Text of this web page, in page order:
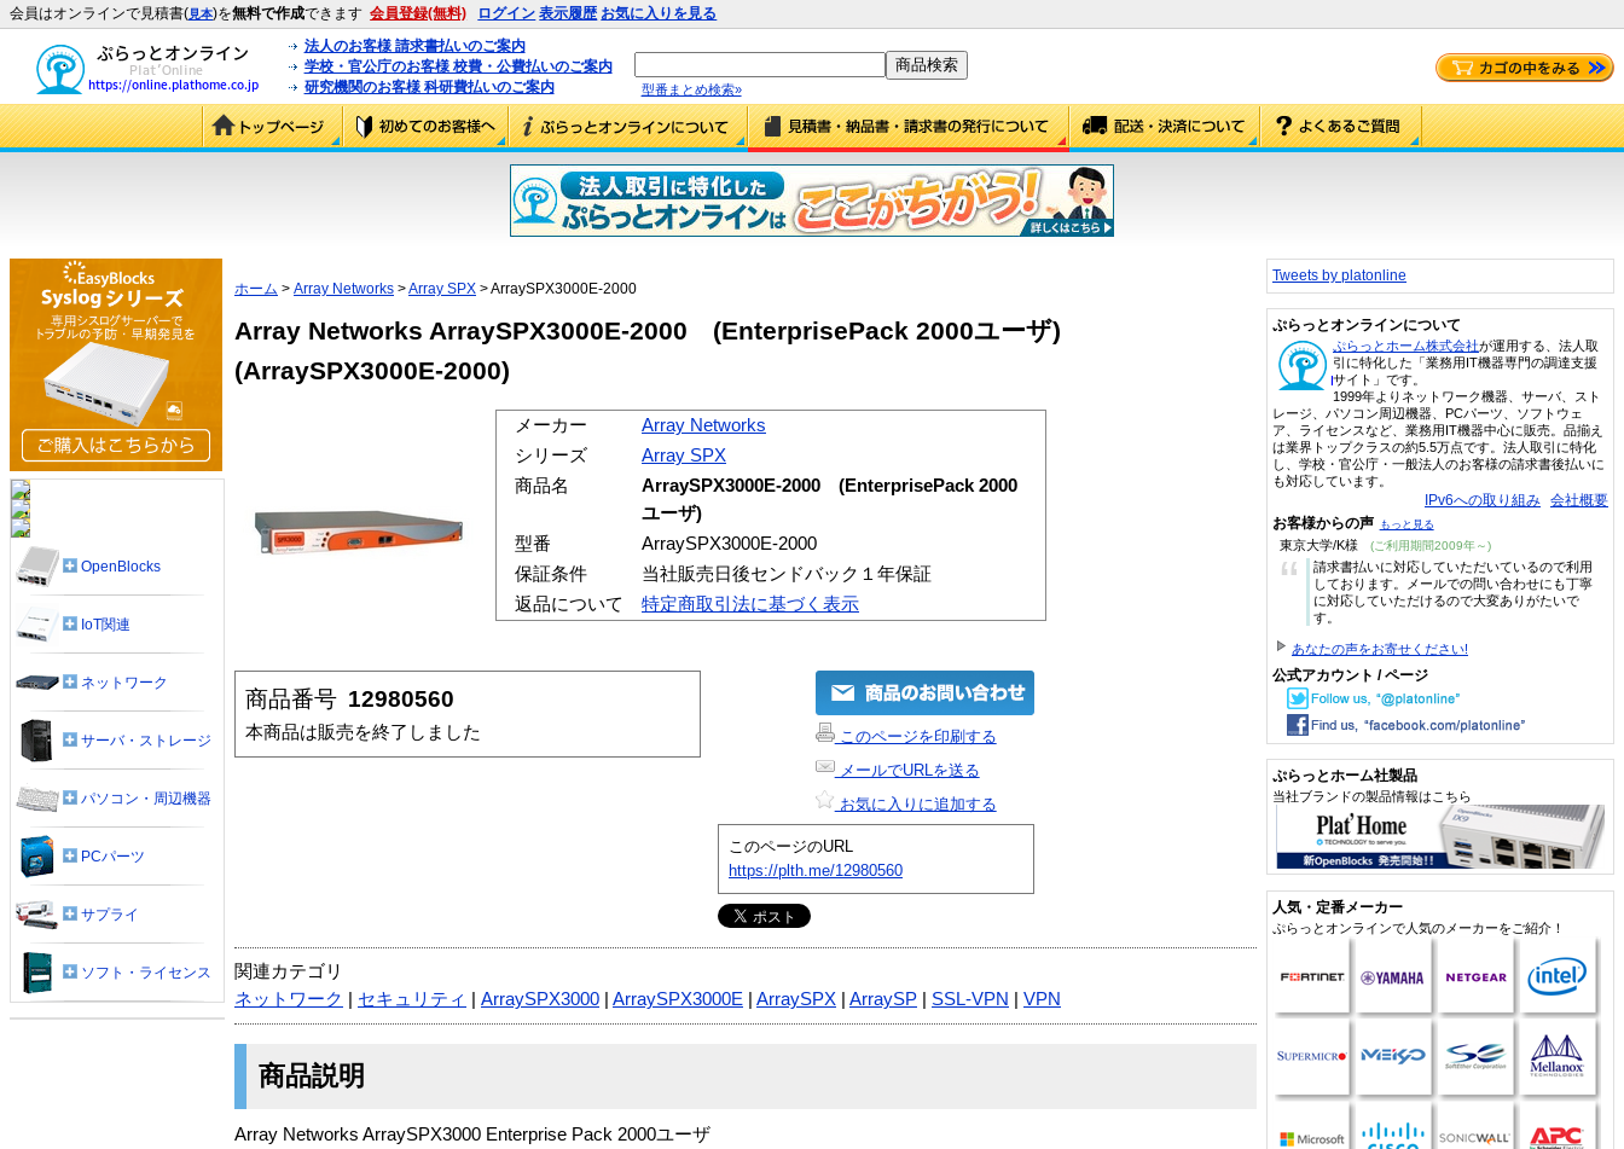
会員はオンラインで見積書(見本)を無料で作成できます 会員登録(無料) ログイン 表示履歴 お気に入りを見る
法人のお客様 請求書払いのご案内
学校・官公庁のお客様 校費・公費払いのご案内
研究機関のお客様 科研費払いのご案内
型番まとめ検索»
ホーム > Array Networks >Array SPX > ArraySPX3000E-2000
Array Networks ArraySPX3000E-2000 (EnterprisePack 2000ユーザ)
(ArraySPX3000E-2000)
メーカー
Array Networks
シリーズ
Array SPX
商品名
ArraySPX3000E-2000 (EnterprisePack 2000
ユーザ)
型番
ArraySPX3000E-2000
保証条件
当社販売日後センドバック１年保証
返品について
特定商取引法に基づく表示
商品番号 12980560
本商品は販売を終了しました
このページを印刷する
メールでURLを送る
お気に入りに追加する
このページのURL
https://plth.me/12980560
関連カテゴリ
ネットワーク
セキュリティ ArraySPX3000 ArraySPX3000E ArraySPX ArraySP SSL-VPN VPN
商品説明
Array Networks ArraySPX3000 Enterprise Pack 2000ユーザ
OpenBlocks
IoT関連
ネットワーク
サーバ・ストレージ
パソコン・周辺機器
PCパーツ
サプライ
ソフト・ライセンス
Tweets by platonline
ぷらっとオンラインについて
ぷらっとホーム株式会社が運用する、法人取
引に特化した「業務用IT機器専門の調達支援
サイト」です。
1999年よりネットワーク機器、サーバ、スト
レージ、パソコン周辺機器、PCパーツ、ソフトウェ
ア、ライセンスなど、業務用IT機器中心に販売。品揃え
は業界トップクラスの約5.5万点です。法人取引に特化
し、学校・官公庁・一般法人のお客様の請求書後払いに
も対応しています。
IPv6への取り組み 会社概要
お客様からの声 もっと見る
東京大学/K様 (ご利用期間2009年～)
“
請求書払いに対応していただいているので利用
しております。メールでの問い合わせにも丁寧
に対応していただけるので大変ありがたいで
す。
あなたの声をお寄せください!
公式アカウント / ページ
ぷらっとホーム社製品
当社ブランドの製品情報はこちら
人気・定番メーカー
ぷらっとオンラインで人気のメーカーをご紹介！